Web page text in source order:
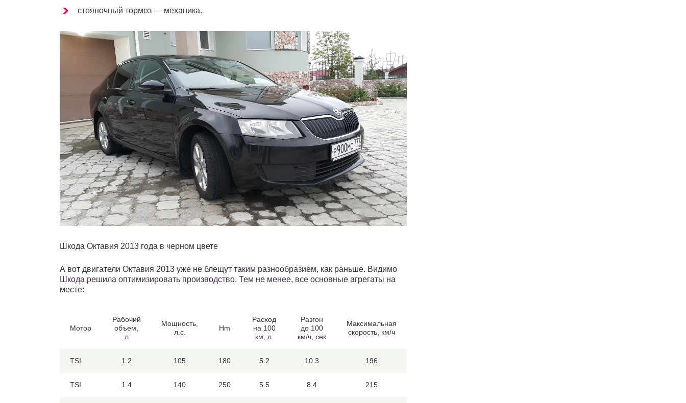
стояночный тормоз — механика.
Шкода Октавия 2013 года в черном цвете
А вот двигатели Октавия 2013 уже не блещут таким разнообразием, как раньше. Видимо
Шкода решила оптимизировать производство. Тем не менее, все основные агрегаты на
месте:
Мотор
Рабочий
объем,
л
Мощность,
л.с.
Hm
Расход
на 100
км, л
Разгон
до 100
км/ч, сек
Максимальная
скорость, км/ч
TSI 1.2 105 180 5.2 10.3 196
TSI 1.4 140 250 5.5 8.4 215